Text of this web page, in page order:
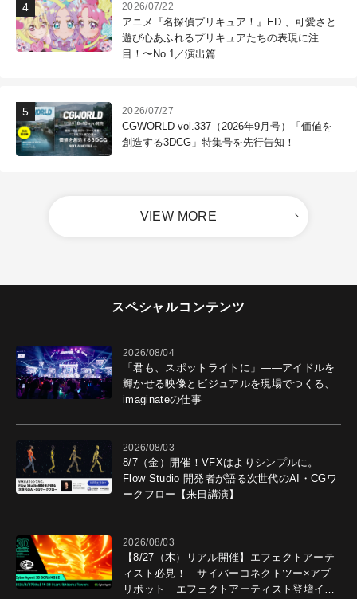
2026/07/22
アニメ『名探偵プリキュア！』ED 、可愛さと
遊び心あふれるプリキュアたちの表現に注
目！〜No.1／演出篇
2026/07/27
CGWORLD vol.337（2026年9月号）「価値を
創造する3DCG」特集号を先行告知！
VIEW MORE
スペシャルコンテンツ
2026/08/04
「君も、スポットライトに」――アイドルを
輝かせる映像とビジュアルを現場でつくる、
imaginateの仕事
2026/08/03
8/7（金）開催！VFXはよりシンプルに。
Flow Studio 開発者が語る次世代のAI・CGワ
ークフロー【来日講演】
2026/08/03
【8/27（木）リアル開催】エフェクトアーテ
ィスト必見！ サイバーコネクトツー×アプ
リボット エフェクトアーティスト登壇イベ